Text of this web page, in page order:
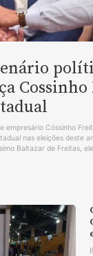
empresário Cóssinho
nas eleições deste
Baltazar de Freitas,